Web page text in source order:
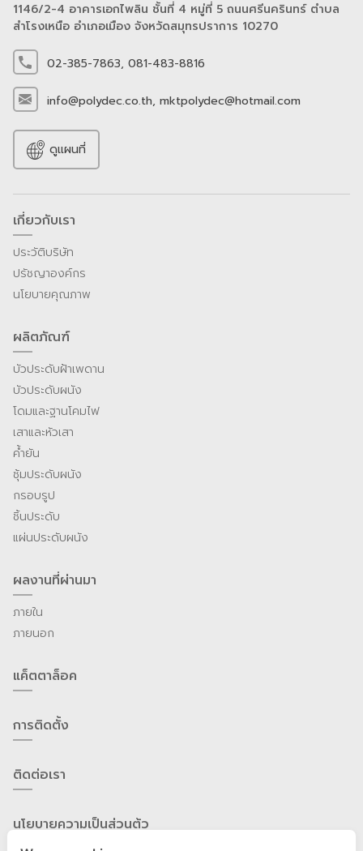
1146/2-4 อาคารเอกไพลิน ชั้นที่ 4 หมู่ที่ 5 ถนนศรีนครินทร์ ตำบล
สำโรงเหนือ อำเภอเมือง จังหวัดสมุทรปราการ 10270
02-385-7863, 081-483-8816
info@polydec.co.th, mktpolydec@hotmail.com
ดูแผนที่
เกี่ยวกับเรา
ประวัติบริษัท
ปรัชญาองค์กร
นโยบายคุณภาพ
ผลิตภัณฑ์
บัวประดับฝ้าเพดาน
บัวประดับผนัง
โดมและฐานโคมไฟ
เสาและหัวเสา
ค้ำยัน
ซุ้มประดับผนัง
กรอบรูป
ชิ้นประดับ
แผ่นประดับผนัง
ผลงานที่ผ่านมา
ภายใน
ภายนอก
แค็ตตาล็อค
การติดตั้ง
ติดต่อเรา
นโยบายความเป็นส่วนต้ว